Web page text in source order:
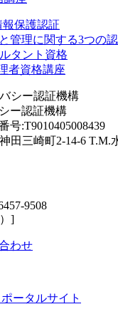
ー認証機構
号:T9010405008439
田三崎町2-14-6 T.M.
9508
]
わせ
ータルサイト